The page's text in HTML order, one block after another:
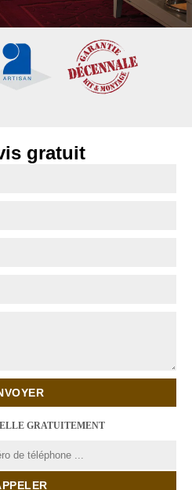
gratuit
GRATUITEMENT